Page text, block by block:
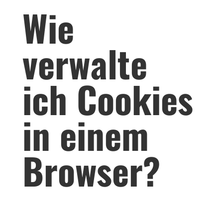
Wie
verwalte
ich Cookies
in einem
Browser?